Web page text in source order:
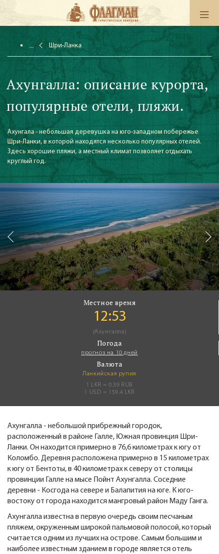
Шри-Ланка
Ахунгалла: описание курорта,
популярные отели, пляжи.
Ахунгала - небольшая деревушка на юго-западном побережье
Шри-Ланки, в которой находятся несколько популярных отелей.
Здесь хорошие пляжи, а местный климат позволяет отдыхать
круглый год.
Местное время
12:53
(Ахунгалла)
Погода
прогноз на 10 дней
Валюта
Ланкийская рупия
1 LKR = 0.39 RUB
1 USD = 159.4 LKR
Ахунгалла - небольшой прибрежный городок,
расположенный в районе Галле, Южная провинция Шри-
Ланки. Он находится примерно в 76,6 километрах к югу от
Коломбо. Деревня расположена примерно в 15 километрах
к югу от Бентоты, в 40 километрах к северу от столицы
провинции Галле на мысе Пойнт Ахунгалла. Соседние
деревни - Косгода на севере и Балапития на юге. К юго-
востоку от города находится мангровый район Маду Ганга.
Ахунгалла известна в первую очередь своим песчаным
пляжем, окруженным широкой пальмовой полосой, который
считается одним из лучших на острове. Самым большим и
наиболее известным зданием в городе является отель